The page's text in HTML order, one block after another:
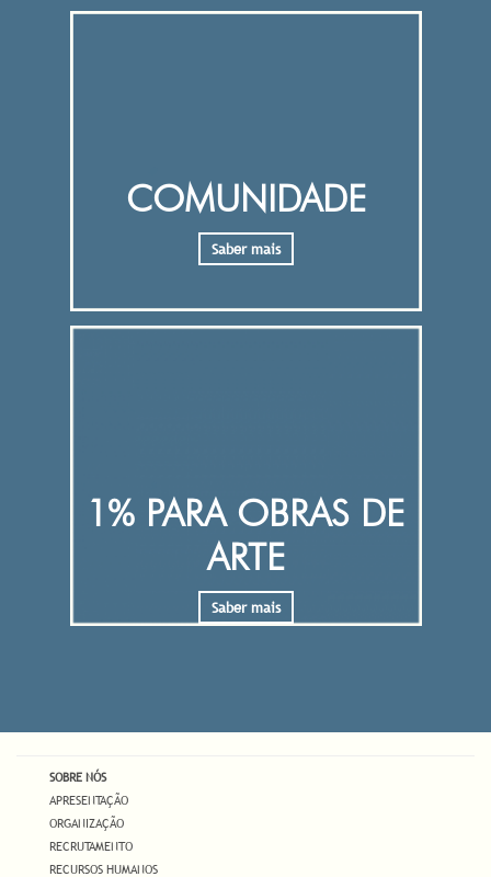
COMUNIDADE
Saber mais
1% PARA OBRAS DE
ARTE
Saber mais
SOBRE NÓS
APRESENTAÇÃO
ORGANIZAÇÃO
RECRUTAMENTO
RECURSOS HUMANOS